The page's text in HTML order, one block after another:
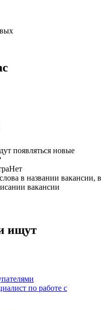
появляться новые
Нет
в названии вакансии, в
вакансии
ищут
по работе с